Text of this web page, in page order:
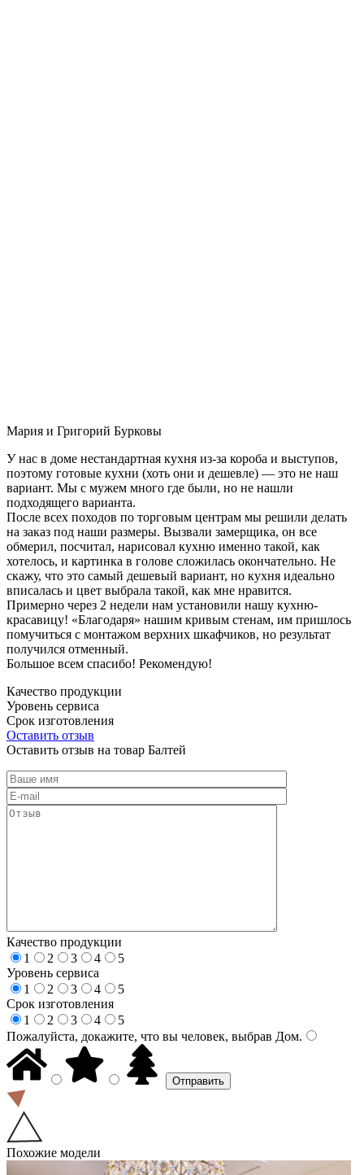
Мария и Григорий Бурковы
У нас в доме нестандартная кухня из-за короба и выступов,
поэтому готовые кухни (хоть они и дешевле) — это не наш
вариант. Мы с мужем много где были, но не нашли
подходящего варианта.
После всех походов по торговым центрам мы решили делать
на заказ под наши размеры. Вызвали замерщика, он все
обмерил, посчитал, нарисовал кухню именно такой, как
хотелось, и картинка в голове сложилась окончательно. Не
скажу, что это самый дешевый вариант, но кухня идеально
вписалась и цвет выбрала такой, как мне нравится.
Примерно через 2 недели нам установили нашу кухню-
красавицу! «Благодаря» нашим кривым стенам, им пришлось
помучиться с монтажом верхних шкафчиков, но результат
получился отменный.
Большое всем спасибо! Рекомендую!
Качество продукции
Уровень сервиса
Срок изготовления
Оставить отзыв
Оставить отзыв на товар Балтей
Качество продукции
1
2 3 4
5
Уровень сервиса
1
2 3 4
5
Срок изготовления
1
2 3 4
5
Пожалуйста, докажите, что вы человек, выбрав Дом.
Похожие модели